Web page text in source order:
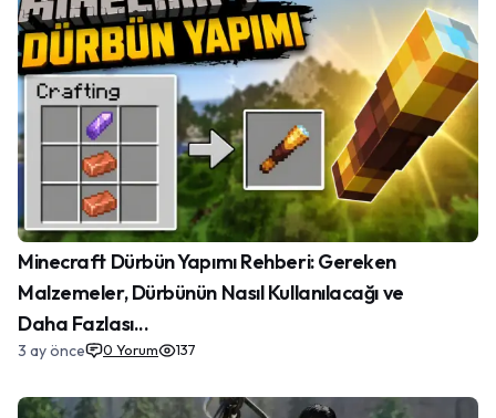
Minecraft Dürbün Yapımı Rehberi: Gereken
Malzemeler, Dürbünün Nasıl Kullanılacağı ve
Daha Fazlası...
3 ay önce 0 Yorum 137